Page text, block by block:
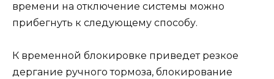
времени на отключение системы можно
прибегнуть к следующему способу.
К временной блокировке приведет резкое
дергание ручного тормоза, блокирование